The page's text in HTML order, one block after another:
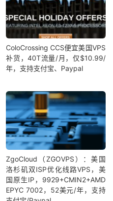
ColoCrossing CCS便宜美国VPS
补货，40T流量/月，仅$10.99/
年，支持支付宝、Paypal
ZgoCloud（ZGOVPS）：美国
洛杉矶双ISP优化线路VPS，美
国原生IP，9929+CMIN2+AMD
EPYC 7002，52美元/年，支持